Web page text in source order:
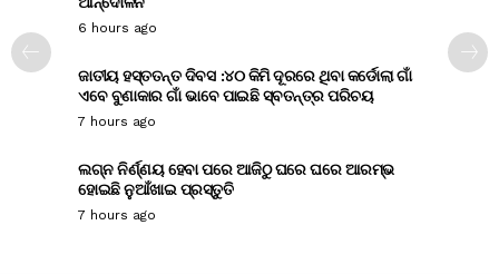
6 hours ago
ଜାତୀୟ ହସ୍ତତନ୍ତ ଦିବସ :୪୦ କିମି ଦୂରରେ ଥିବା କର୍ଡୋଲା ଗାଁ
ଏବେ ବୁଣାକାର ଗାଁ ଭାବେ ପାଇଛି ସ୍ବତନ୍ତ୍ର ପରିଚୟ
7 hours ago
ଲଗ୍ନ ନିର୍ଣ୍ଣୟ ହେବା ପରେ ଆଜିଠୁ ଘରେ ଘରେ ଆରମ୍ଭ
ହୋଇଛି ନୁଆଁଖାଇ ପ୍ରସ୍ତୁତି
7 hours ago